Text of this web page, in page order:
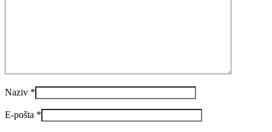
Naziv *
E-pošta *